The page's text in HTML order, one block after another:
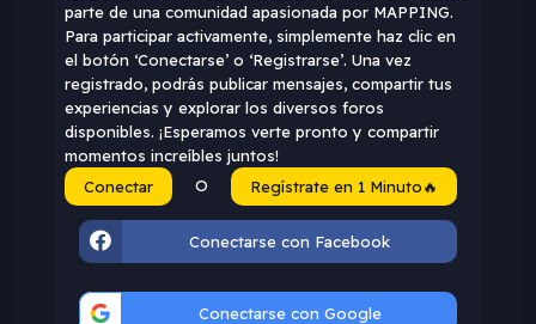
parte de una comunidad apasionada por MAPPING.
Para participar activamente, simplemente haz clic en
el botón ‘Conectarse’ o ‘Registrarse’. Una vez
registrado, podrás publicar mensajes, compartir tus
experiencias y explorar los diversos foros
disponibles. ¡Esperamos verte pronto y compartir
momentos increíbles juntos!
Conectar
O Regístrate en 1 Minuto🔥
Conectarse con Facebook
Conectarse con Google